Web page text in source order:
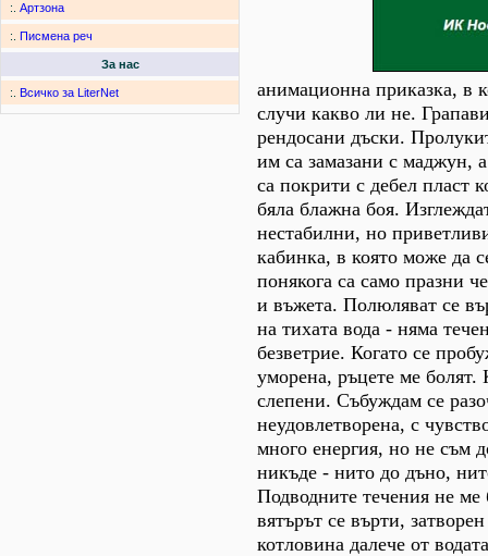
:. Артзона
:. Писмена реч
За нас
:. Всичко за LiterNet
анимационна приказка, в
случи какво ли не.
рендосани дъски.
им са замазани с маджун,
са покрити с дебел пласт
бяла блажна боя.
нестабилни, но
кабинка, в която може да
понякога са само празни
и въжета. Полюляват се
на тихата вода - няма
безветрие. Когато се
уморена, ръцете ме болят.
слепени. Събуждам се
неудовлетворена, с
много енергия, но не съм
никъде - нито до дъно,
Подводните течения не ме
вятърът се върти,
котловина далече от